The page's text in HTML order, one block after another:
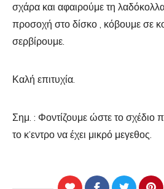
σχάρα και αφαιρούμε τη
προσοχή στο δίσκο , κόβουμε σε
σερβίρουμε.
Καλή επιτυχία.
Σημ. : Φοντίζουμε ώστε το σχέδιο
το κ’εντρο να έχει μικρό μεγεθος.